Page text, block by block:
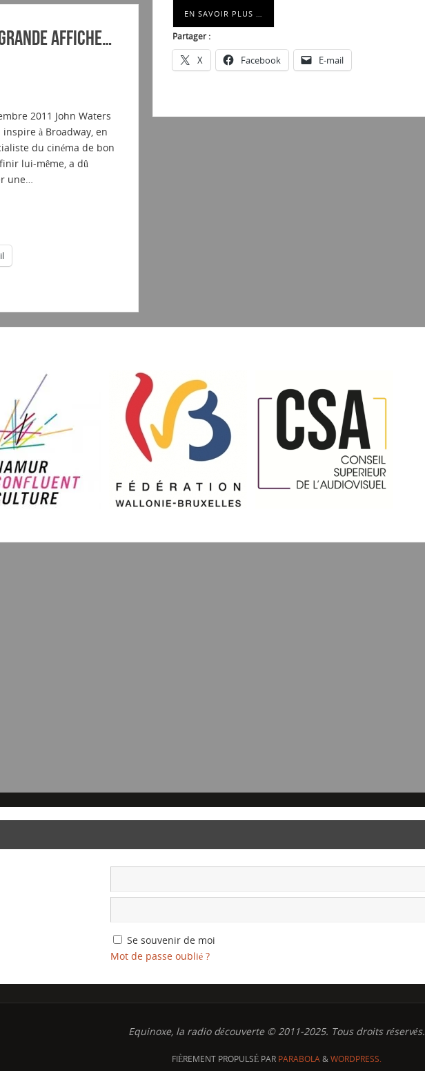
EN SAVOIR PLUS …
Partager :
X Facebook E-mail
grande affiche…
2011 John Waters
à Broadway, en
du cinéma de bon
lui-même, a dû
une…
Se souvenir de moi
Mot de passe oublié ?
Equinoxe, la radio découverte © 2011-2025. Tous droits réservés.
FIÈREMENT PROPULSÉ PAR PARABOLA&WORDPRESS.